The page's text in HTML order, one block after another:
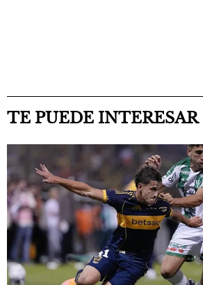
TE PUEDE INTERESAR